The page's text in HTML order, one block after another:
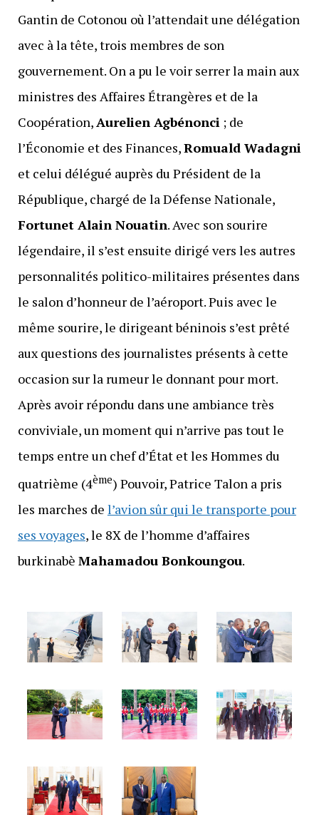
Gantin de Cotonou où l’attendait une délégation
avec à la tête, trois membres de son
gouvernement. On a pu le voir serrer la main aux
ministres des Affaires Étrangères et de la
Coopération,Aurelien Agbénonci; de
l’Économie et des Finances,Romuald Wadagni
et celui délégué auprès du Président de la
République, chargé de la Défense Nationale,
Fortunet Alain Nouatin. Avec son sourire
légendaire, il s’est ensuite dirigé vers les autres
personnalités politico-militaires présentes dans
le salon d’honneur de l’aéroport. Puis avec le
même sourire, le dirigeant béninois s’est prêté
aux questions des journalistes présents à cette
occasion sur la rumeur le donnant pour mort.
Après avoir répondu dans une ambiance très
conviviale, un moment qui n’arrive pas tout le
temps entre un chef d’État et les Hommes du
quatrième (4ème) Pouvoir, Patrice Talon a pris
les marches de l’avion sûr qui le transporte pour
ses voyages, le 8X de l’homme d’affaires
burkinabè Mahamadou Bonkoungou.